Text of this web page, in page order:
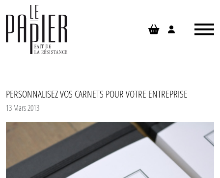
PERSONNALISEZ VOS CARNETS POUR VOTRE ENTREPRISE
13 Mars 2013
Panneau de gestion des cookies